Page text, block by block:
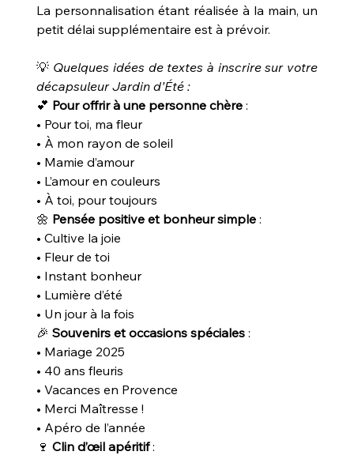
La personnalisation étant réalisée à la main, un
petit délai supplémentaire est à prévoir.
💡 Quelques idées de textes à inscrire sur votre
décapsuleur Jardin d’Été :
💕 Pour offrir à une personne chère:
• Pour toi, ma fleur
• À mon rayon de soleil
• Mamie d’amour
• L’amour en couleurs
• À toi, pour toujours
🌼 Pensée positive et bonheur simple:
• Cultive la joie
• Fleur de toi
• Instant bonheur
• Lumière d’été
• Un jour à la fois
🎉 Souvenirs et occasions spéciales:
• Mariage 2025
• 40 ans fleuris
• Vacances en Provence
• Merci Maîtresse !
• Apéro de l’année
🍷 Clin d’œil apéritif: